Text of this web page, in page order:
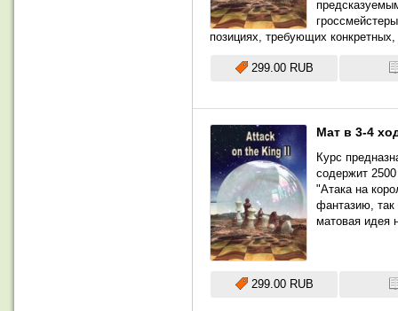
позициях, требующих
299.00 RUB
Мат в 3-4
Курс
содержит
"Атака на
фантазию, так
матовая идея
299.00 RUB